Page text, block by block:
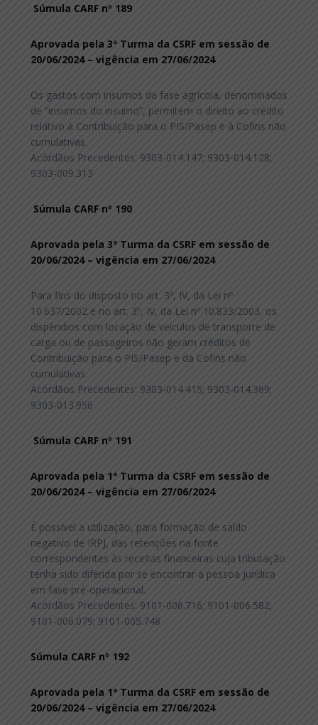
Súmula CARF nº 189
Aprovada pela 3ª Turma da CSRF em sessão de
20/06/2024 – vigência em 27/06/2024
Os gastos com insumos da fase agrícola, denominados
de “insumos do insumo”, permitem o direito ao crédito
relativo à Contribuição para o PIS/Pasep e à Cofins não
cumulativas.
Acórdãos Precedentes: 9303-014.147; 9303-014.128;
9303-009.313
Súmula CARF nº 190
Aprovada pela 3ª Turma da CSRF em sessão de
20/06/2024 – vigência em 27/06/2024
Para fins do disposto no art. 3º, IV, da Lei nº
10.637/2002 e no art. 3º, IV, da Lei nº 10.833/2003, os
dispêndios com locação de veículos de transporte de
carga ou de passageiros não geram créditos de
Contribuição para o PIS/Pasep e da Cofins não
cumulativas.
Acórdãos Precedentes: 9303-014.415; 9303-014.369;
9303-013.956
Súmula CARF nº 191
Aprovada pela 1ª Turma da CSRF em sessão de
20/06/2024 – vigência em 27/06/2024
É possível a utilização, para formação de saldo
negativo de IRPJ, das retenções na fonte
correspondentes às receitas financeiras cuja tributação
tenha sido diferida por se encontrar a pessoa jurídica
em fase pré-operacional.
Acórdãos Precedentes: 9101-006.716; 9101-006.582;
9101-006.079; 9101-005.748
Súmula CARF nº 192
Aprovada pela 1ª Turma da CSRF em sessão de
20/06/2024 – vigência em 27/06/2024